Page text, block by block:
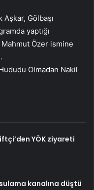
Aşkar, Gölbaşı
yaptığı
Mahmut Özer ismine
Olmadan Nakil
YÖK ziyareti
kanalına düştü